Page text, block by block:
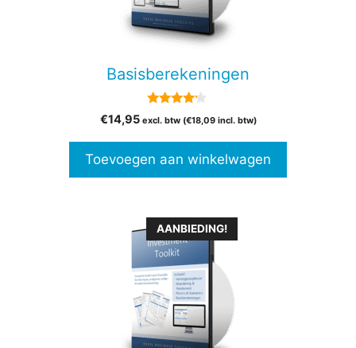
Basisberekeningen
van 5
€14,95 excl. btw (€18,09incl. btw)
Toevoegen aan winkelwagen
AANBIEDING!